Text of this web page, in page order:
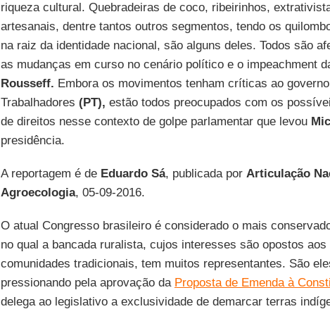
riqueza cultural. Quebradeiras de coco, ribeirinhos,
artesanais, dentre tantos outros segmentos, tendo os
na raiz da identidade nacional, são alguns deles. Todos são
as mudanças em curso no cenário político e o impeachment
Rousseff. Embora os movimentos tenham críticas ao
Trabalhadores (PT), estão todos preocupados com os
de direitos nesse contexto de golpe parlamentar que levou
presidência.
A reportagem é de Eduardo Sá, publicada por Articulação
Agroecologia, 05-09-2016.
O atual Congresso brasileiro é considerado o mais
no qual a bancada ruralista, cujos interesses são opostos
comunidades tradicionais, tem muitos representantes. São
pressionando pela aprovação da Proposta de Emenda à
delega ao legislativo a exclusividade de demarcar terras